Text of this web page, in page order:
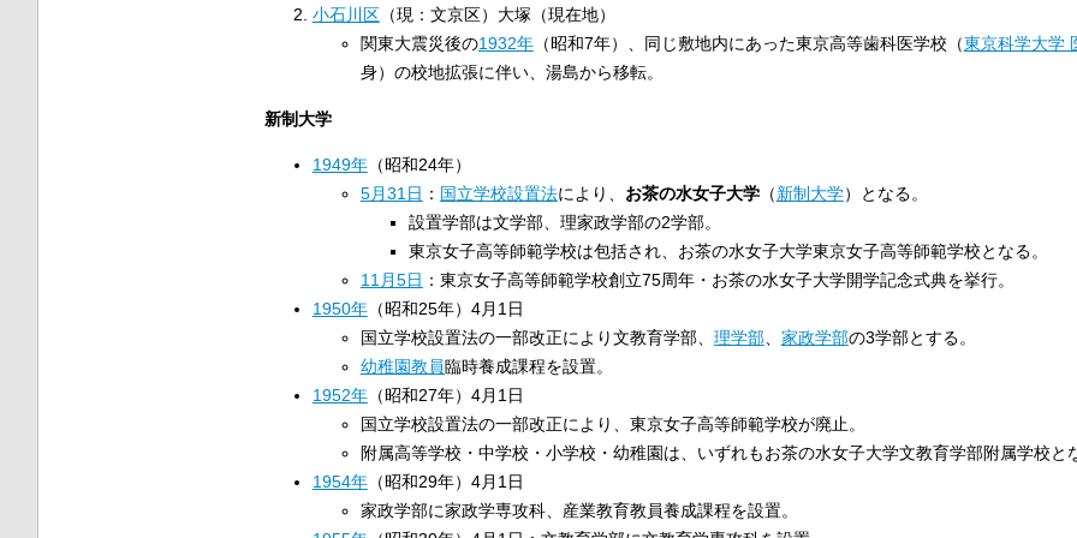
小石川区（現：文京区）大塚（現在地）
関東大震災後の1932年（昭和7年）、同じ敷地内にあった東京高等歯科医学校（東京科学大学
身）の校地拡張に伴い、湯島から移転。
新制大学
1949年（昭和24年）
5月31日 ： 国立学校設置法により、 お茶の水女子大学（新制大学）となる。
設置学部は文学部、理家政学部の2学部。
東京女子高等師範学校は包括され、お茶の水女子大学東京女子高等師範学校となる。
11月5日 ：東京女子高等師範学校創立75周年・お茶の水女子大学開学記念式典を挙行。
1950年（昭和25年）4月1日
国立学校設置法の一部改正により文教育学部、 理学部、 家政学部の3学部とする。
幼稚園教員臨時養成課程を設置。
1952年（昭和27年）4月1日
国立学校設置法の一部改正により、東京女子高等師範学校が廃止。
附属高等学校・中学校・小学校・幼稚園は、いずれもお茶の水女子大学文教育学部附属学校と
1954年（昭和29年）4月1日
家政学部に家政学専攻科、産業教育教員養成課程を設置。